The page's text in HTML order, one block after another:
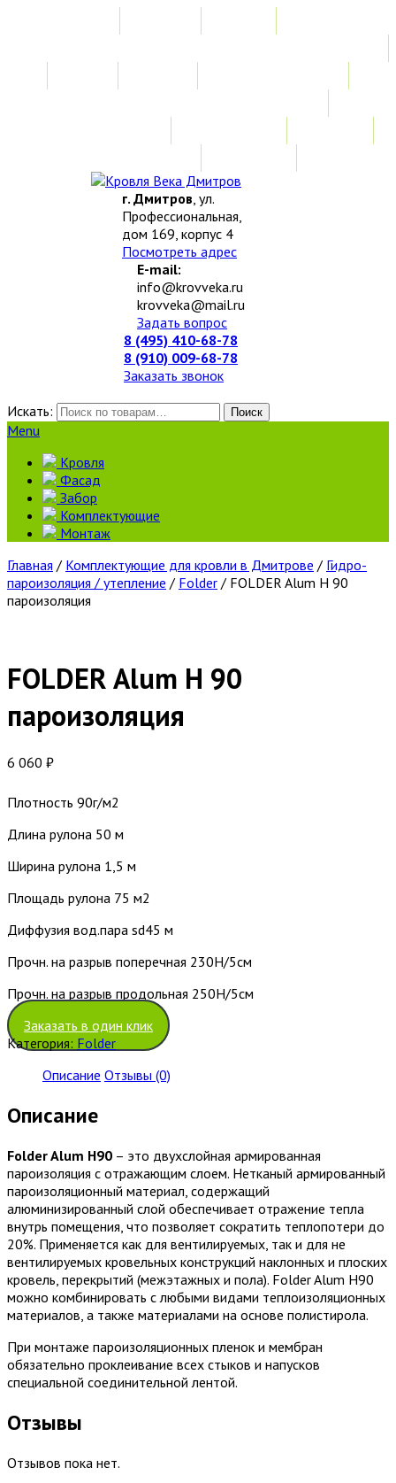
г. Дмитров, ул.
Профессиональная,
дом 169, корпус 4
Посмотреть адрес
E-mail:
info@krovveka.ru
krovveka@mail.ru
Задать вопрос
8 (495) 410-68-78
8 (910) 009-68-78
Заказать звонок
Искать:
Поиск
Menu
Кровля
Фасад
Забор
Комплектующие
Монтаж
Главная / Комплектующие для кровли в Дмитрове / Гидро-
пароизоляция / утепление / Folder / FOLDER Alum H 90
пароизоляция
FOLDER Alum H 90
пароизоляция
6 060 ₽
Плотность 90г/м2
Длина рулона 50 м
Ширина рулона 1,5 м
Площадь рулона 75 м2
Диффузия вод.пара sd45 м
Прочн. на разрыв поперечная 230H/5см
Прочн. на разрыв продольная 250H/5см
Заказать в один клик
Категория: Folder
Описание Отзывы (0)
Описание
Folder Alum H90 – это двухслойная армированная
пароизоляция с отражающим слоем. Нетканый армированный
пароизоляционный материал, содержащий
алюминизированный слой обеспечивает отражение тепла
внутрь помещения, что позволяет сократить теплопотери до
20%. Применяется как для вентилируемых, так и для не
вентилируемых кровельных конструкций наклонных и плоских
кровель, перекрытий (межэтажных и пола). Folder Alum H90
можно комбинировать с любыми видами теплоизоляционных
материалов, а также материалами на основе полистирола.
При монтаже пароизоляционных пленок и мембран
обязательно проклеивание всех стыков и напусков
специальной соединительной лентой.
Отзывы
Отзывов пока нет.